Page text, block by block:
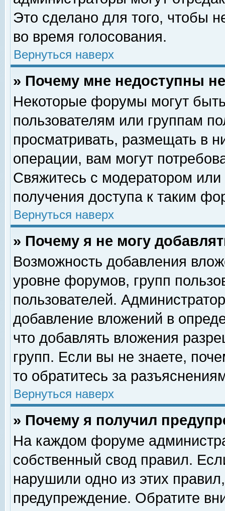
Это сделано для того, чтобы
во время голосования.
Вернуться наверх
» Почему мне недоступны
Некоторые форумы могут
пользователям или группам
просматривать, размещать в
операции, вам могут
Свяжитесь с модератором
получения доступа к таким
Вернуться наверх
» Почему я не могу
Возможность добавления
уровне форумов, групп
пользователей.
добавление вложений в
что добавлять вложения
групп. Если вы не знаете,
то обратитесь за
Вернуться наверх
» Почему я получил
На каждом форуме
собственный свод правил.
нарушили одно из этих
предупреждение. Обратите